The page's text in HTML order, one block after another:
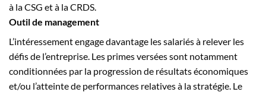
à la CSG et à la CRDS.
Outil de management
L’intéressement engage davantage les salariés à relever les
défis de l’entreprise. Les primes versées sont notamment
conditionnées par la progression de résultats économiques
et/ou l’atteinte de performances relatives à la stratégie. Le